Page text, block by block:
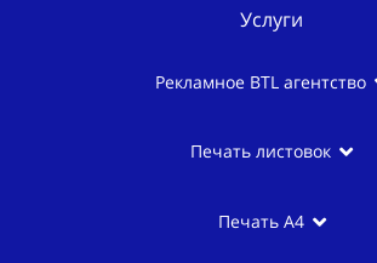
Услуги
Рекламное BTL агентство
Печать листовок
Печать A4